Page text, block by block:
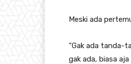
Meski ada
“Gak ada tanda-
gak ada, biasa